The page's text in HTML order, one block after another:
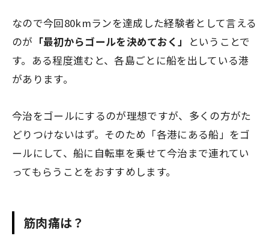
なので今回80kmランを達成した経験者として言える
のが 「最初からゴールを決めておく」
ということで
す。ある程度進むと、各島ごとに船を出している港
があります。
今治をゴールにするのが理想ですが、多くの方がた
どりつけないはず。そのため「各港にある船」をゴ
ールにして、船に自転車を乗せて今治まで連れてい
ってもらうことをおすすめします。
筋肉痛は？